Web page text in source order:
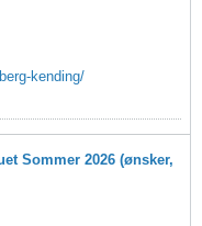
kending/
Sommer 2026 (ønsker,